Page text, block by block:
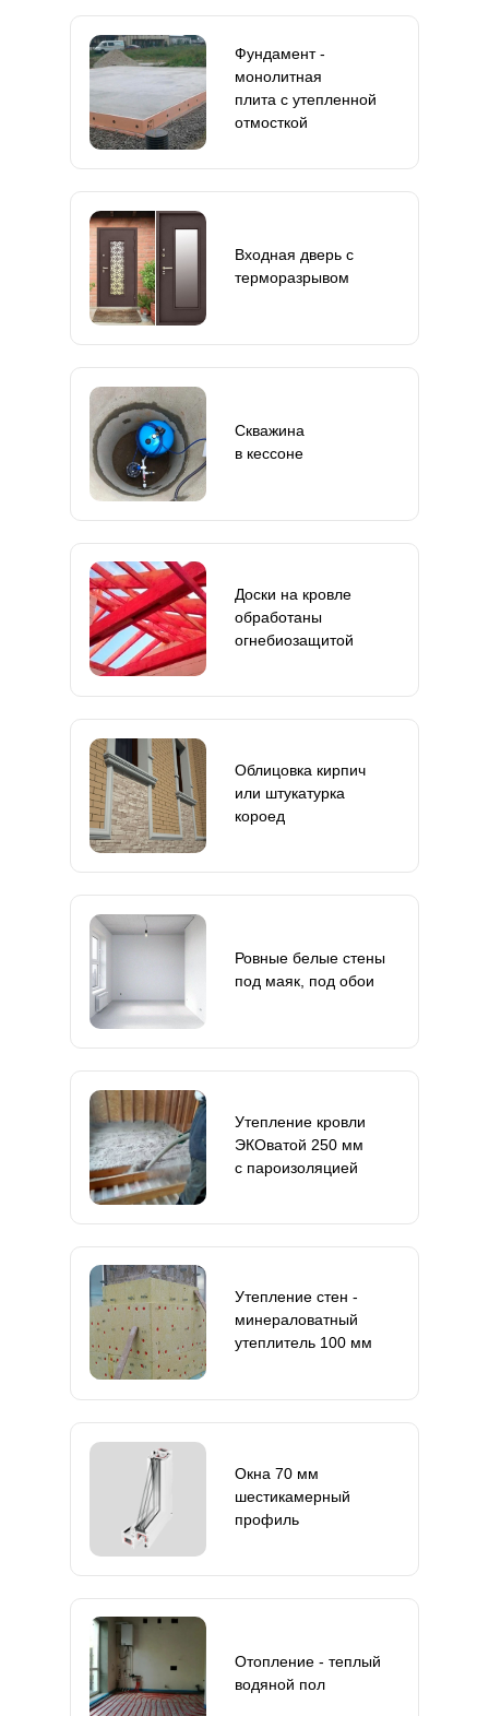
Утепление кровли
ЭКОватой 250 мм
с пароизоляцией
Доски на кровле
обработаны
огнебиозащитой
Облицовка кирпич
или штукатурка
короед
Утепление стен -
минераловатный
утеплитель 100 мм
Фундамент -
монолитная
плита с утепленной
отмосткой
Окна 70 мм
шестикамерный
профиль
Отопление - теплый
водяной пол
Входная дверь с
терморазрывом
Скважина
в кессоне
Ровные белые стены
под маяк, под обои